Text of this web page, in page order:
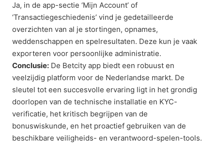
Ja, in de app-sectie ‘Mijn Account’ of
‘Transactiegeschiedenis’ vind je gedetailleerde
overzichten van al je stortingen, opnames,
weddenschappen en spelresultaten. Deze kun je vaak
exporteren voor persoonlijke administratie.
Conclusie: De Betcity app biedt een robuust en
veelzijdig platform voor de Nederlandse markt. De
sleutel tot een succesvolle ervaring ligt in het grondig
doorlopen van de technische installatie en KYC-
verificatie, het kritisch begrijpen van de
bonuswiskunde, en het proactief gebruiken van de
beschikbare veiligheids- en verantwoord-spelen-tools.